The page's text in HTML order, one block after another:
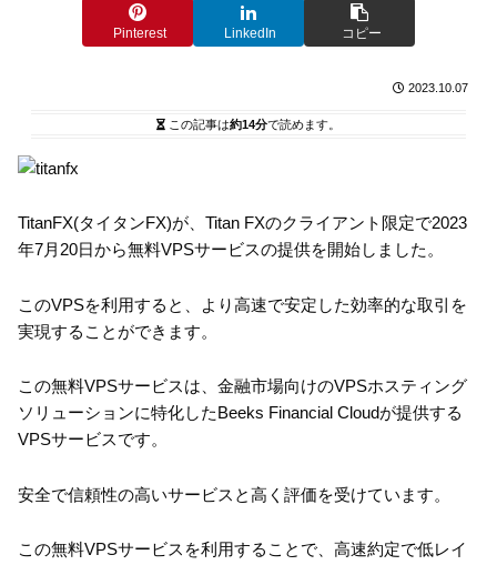
Pinterest LinkedIn コピー
2023.10.07
この記事は約14分で読めます。
TitanFX(タイタンFX)が、Titan FXのクライアント限定で2023
年7月20日から無料VPSサービスの提供を開始しました。
このVPSを利用すると、より高速で安定した効率的な取引を
実現することができます。
この無料VPSサービスは、金融市場向けのVPSホスティング
ソリューションに特化したBeeks Financial Cloudが提供する
VPSサービスです。
安全で信頼性の高いサービスと高く評価を受けています。
この無料VPSサービスを利用することで、高速約定で低レイ